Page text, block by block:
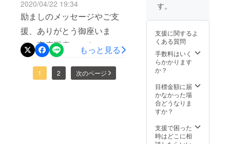
てしまったので予定してい
た手術は少し延期させて頂
くことになりまして、そし
て本日、薬や自宅点滴用の
輸液等もないのでかかりつ
けの病院にもらいに行く事
2020/04/22 19:34
励ましのメッセージやご支
援、ありがとう御座いま
す。高度医療センターの先
生から連絡が来まして、尿
管の腫れが引くまで管を入
もっと見る
1 2 次のページ
す。
支援に関するよ
くある質問
手数料はいく
らかかります
か？
目標金額に届
かなかった場
合どうなりま
すか？
支援で困った
時はどこに相